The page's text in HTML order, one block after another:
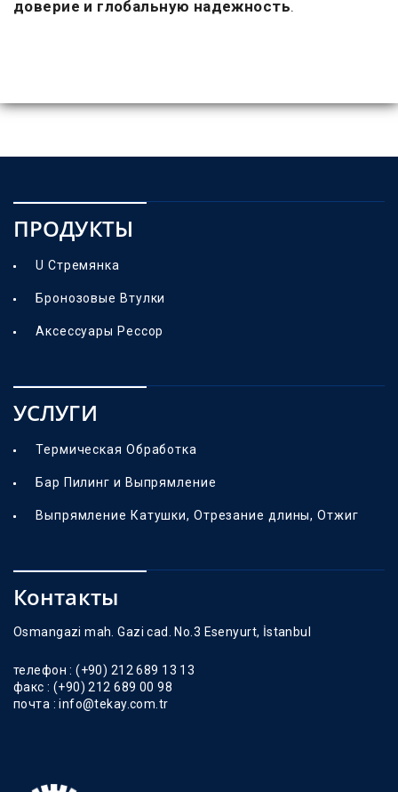
доверие и глобальную надежность.
ПРОДУКТЫ
U Стремянка
Бронозовые Втулки
Аксессуары Рессор
УСЛУГИ
Термическая Обработка
Бар Пилинг и Выпрямление
Выпрямление Катушки, Отрезание длины, Отжиг
Контакты
Osmangazi mah. Gazi cad. No.3 Esenyurt, İstanbul
телефон : (+90) 212 689 13 13
факс : (+90) 212 689 00 98
почта : info@tekay.com.tr